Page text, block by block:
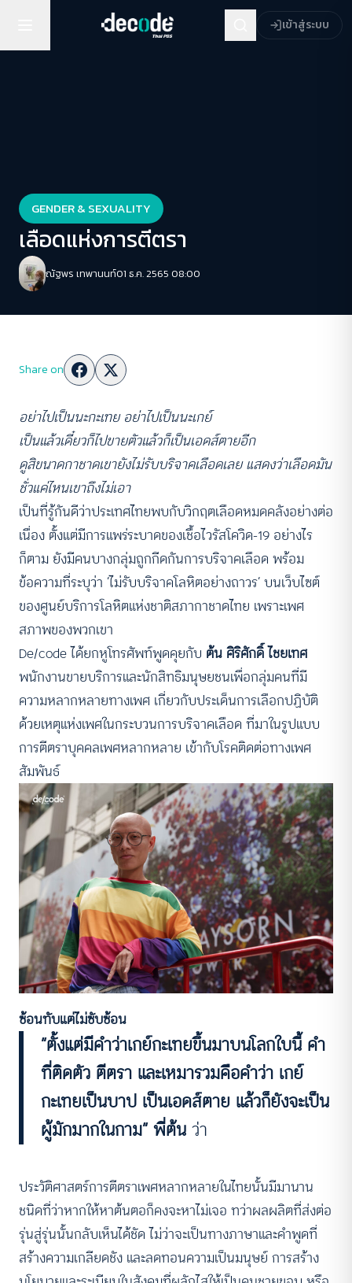
เข้าสู่ระบบ
GENDER & SEXUALITY
เลือดแห่งการตีตรา
ณัฐพร เทพานนท์01 ธ.ค. 2565 08:00
Share on
อย่าไปเป็นนะกะเทย อย่าไปเป็นนะเกย์
เป็นแล้วเดี๋ยวก็ไปขายตัวแล้วก็เป็นเอดส์ตายอีก
ดูสิขนาดกาชาดเขายังไม่รับบริจาคเลือดเลย แสดงว่าเลือดมัน
ชั่วแค่ไหนเขาถึงไม่เอา
เป็นที่รู้กันดีว่าประเทศไทยพบกับวิกฤตเลือดหมดคลังอย่างต่อ
เนื่อง ตั้งแต่มีการแพร่ระบาดของเชื้อไวรัสโควิด-19 อย่างไร
ก็ตาม ยังมีคนบางกลุ่มถูกกีดกันการบริจาคเลือด พร้อม
ข้อความที่ระบุว่า ‘ไม่รับบริจาคโลหิตอย่างถาวร’ บนเว็บไซต์
ของศูนย์บริการโลหิตแห่งชาติสภากาชาดไทย เพราะเพศ
สภาพของพวกเขา
De/code ได้ยกหูโทรศัพท์พูดคุยกับ ต้น ศิริศักดิ์ ไชยเทศ
พนักงานขายบริการและนักสิทธิมนุษยชนเพื่อกลุ่มคนที่มี
ความหลากหลายทางเพศ เกี่ยวกับประเด็นการเลือกปฏิบัติ
ด้วยเหตุแห่งเพศในกระบวนการบริจาคเลือด ที่มาในรูปแบบ
การตีตราบุคคลเพศหลากหลาย เข้ากับโรคติดต่อทางเพศ
สัมพันธ์
ซ้อนทับแต่ไม่ซับซ้อน
“ตั้งแต่มีคำว่าเกย์กะเทยขึ้นมาบนโลกใบนี้ คำ
ที่ติดตัว ตีตรา และเหมารวมคือคำว่า เกย์
กะเทยเป็นบาป เป็นเอดส์ตาย แล้วก็ยังจะเป็น
ผู้มักมากในกาม” พี่ต้นว่า
ประวัติศาสตร์การตีตราเพศหลากหลายในไทยนั้นมีมานาน
ชนิดที่ว่าหากให้หาต้นตอก็คงจะหาไม่เจอ ทว่าผลผลิตที่ส่งต่อ
รุ่นสู่รุ่นนั้นกลับเห็นได้ชัด ไม่ว่าจะเป็นทางภาษาและคำพูดที่
สร้างความเกลียดชัง และลดทอนความเป็นมนุษย์ การสร้าง